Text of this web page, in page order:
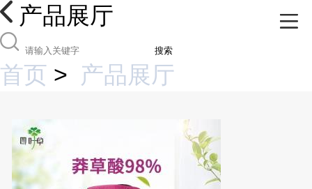
产品展厅
搜索
首页 > 产品展厅